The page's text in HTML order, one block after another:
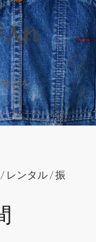
れ
きを
検
索
切
り
替
/ レンタル /振